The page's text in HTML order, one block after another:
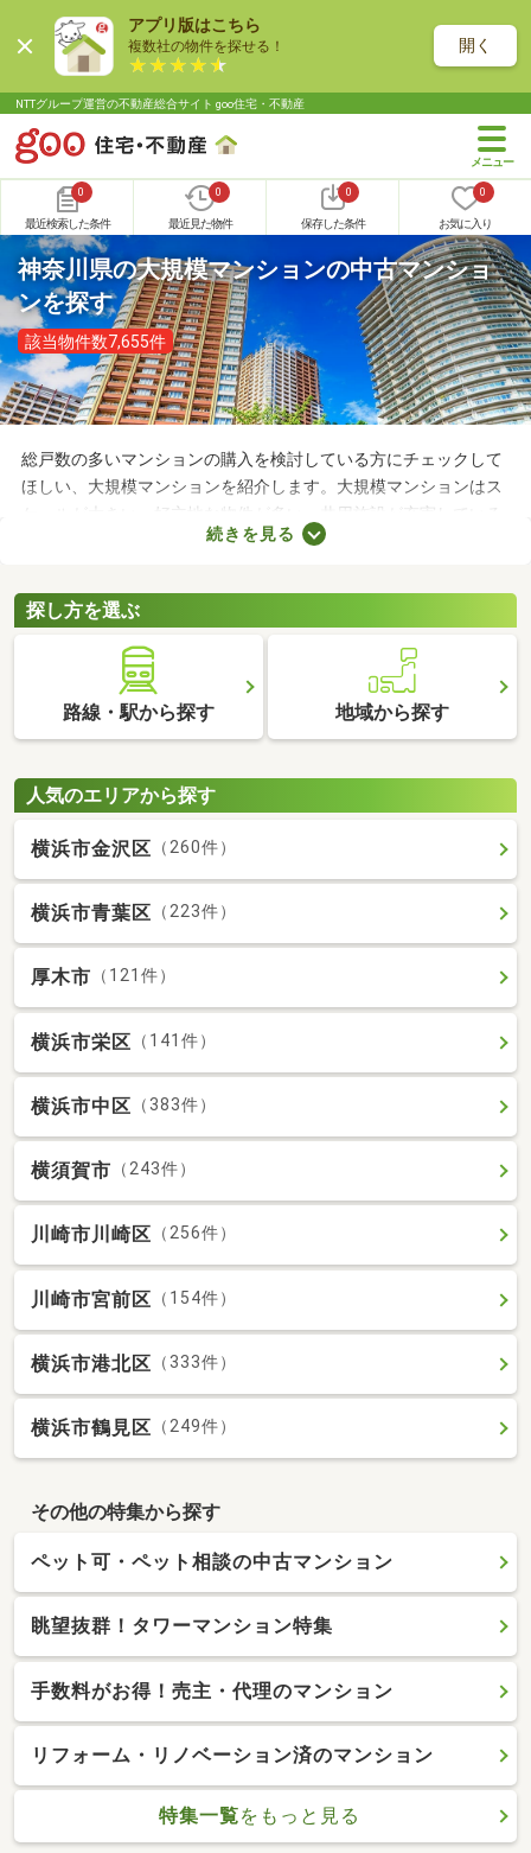
アプリ版はこちら
複数社の物件を探せる！ 開く
NTTグループ運営の不動産総合サイト goo住宅・不動産
0
最近検索した条件
0
最近見た物件
0
保存した条件
0
お気に入り
神奈川県の大規模マンションの中古マンショ
ンを探す
該当物件数7,655件
総戸数の多いマンションの購入を検討している方にチェックして
ほしい、大規模マンションを紹介します。大規模マンションはス
ケールが大きい・好立地な物件が多い・共用施設が充実している
などのメリットがあります。豊かな生活を実現するポイントが備
ご検討してみてくださいね。
続きを見る
探し方を選ぶ
路線・駅から探す 地域から探す
人気のエリアから探す
横浜市金沢区 （260件）
横浜市青葉区 （223件）
厚木市 （121件）
横浜市栄区 （141件）
横浜市中区 （383件）
横須賀市 （243件）
川崎市川崎区 （256件）
川崎市宮前区 （154件）
横浜市港北区 （333件）
横浜市鶴見区 （249件）
その他の特集から探す
ペット可・ペット相談の中古マンション
眺望抜群！タワーマンション特集
手数料がお得！売主・代理のマンション
リフォーム・リノベーション済のマンション
特集一覧をもっと見る